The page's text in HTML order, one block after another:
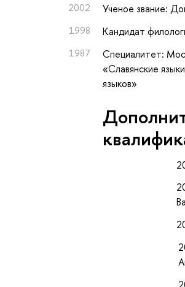
2002 Ученое звание:
1998 Кандидат
1987
Специалитет:
«Славянские
языков»